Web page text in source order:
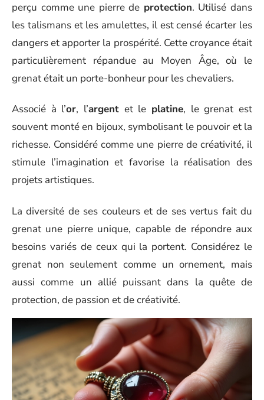
perçu comme une pierre de protection. Utilisé dans
les talismans et les amulettes, il est censé écarter les
dangers et apporter la prospérité. Cette croyance était
particulièrement répandue au Moyen Âge, où le
grenat était un porte-bonheur pour les chevaliers.
Associé à l’or, l’argent et le platine, le grenat est
souvent monté en bijoux, symbolisant le pouvoir et la
richesse. Considéré comme une pierre de créativité, il
stimule l’imagination et favorise la réalisation des
projets artistiques.
La diversité de ses couleurs et de ses vertus fait du
grenat une pierre unique, capable de répondre aux
besoins variés de ceux qui la portent. Considérez le
grenat non seulement comme un ornement, mais
aussi comme un allié puissant dans la quête de
protection, de passion et de créativité.